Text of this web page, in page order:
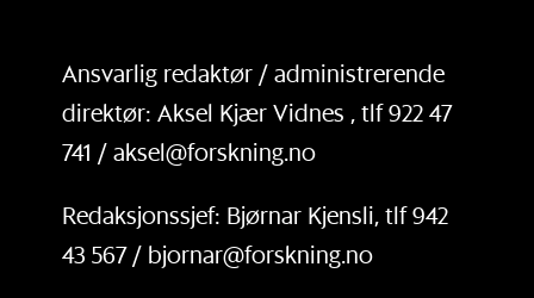
Ansvarlig redaktør / administrerende
direktør: Aksel Kjær Vidnes , tlf 922 47
741 / aksel@forskning.no
Redaksjonssjef: Bjørnar Kjensli, tlf 942
43 567 / bjornar@forskning.no